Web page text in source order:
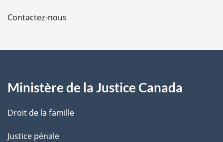
a
e
Contactez-nous
Ministère de la Justice Canada
Droit de la famille
Justice pénale